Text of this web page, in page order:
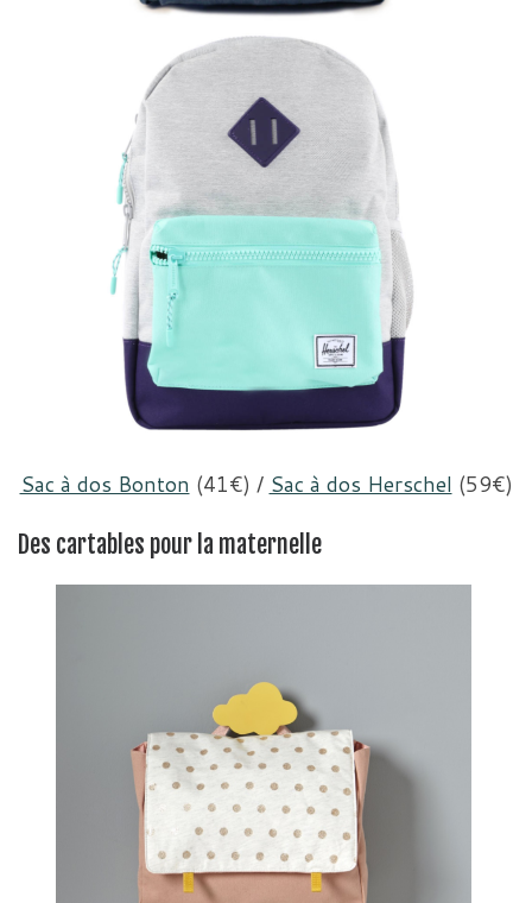
Sac à dos Bonton (41€) / Sac à dos Herschel (59€)
Des cartables pour la maternelle